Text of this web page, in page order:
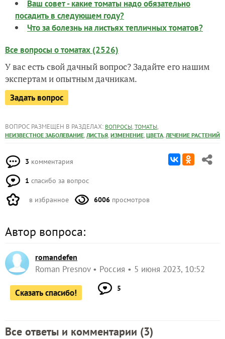
Ваш совет - какие томаты надо обязательно
посадить в следующем году?
Что за болезнь на листьях тепличных томатов?
Все вопросы о томатах (2526)
У вас есть свой дачный вопрос? Задайте его нашим
экспертам и опытным дачникам.
Задать вопрос
ВОПРОС РАЗМЕЩЕН В РАЗДЕЛАХ: ВОПРОСЫ, ТОМАТЫ,
НЕИЗВЕСТНОЕ ЗАБОЛЕВАНИЕ, ЛИСТЬЯ, ИЗМЕНЕНИЕ, ЦВЕТА, ЛЕЧЕНИЕ РАСТЕНИЙ
3 комментария
1 спасибо за вопрос
в избранное 6006 просмотров
Автор вопроса:
romandefen
Roman Presnov Россия 5 июня 2023, 10:52
Сказать спасибо! 5
Все ответы и комментарии (3)